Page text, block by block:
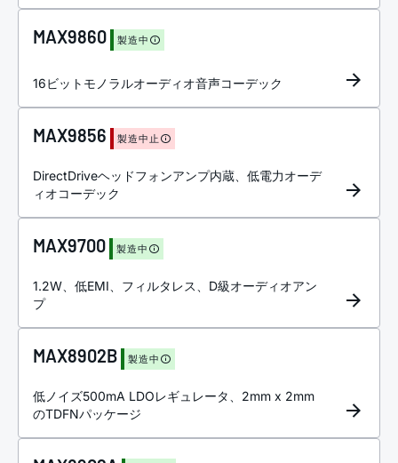
MAX9860 製造中
16ビットモノラルオーディオ音声コーデック
MAX9856 製造中止
DirectDriveヘッドフォンアンプ内蔵、低電力オーデ
ィオコーデック
MAX9700 製造中
1.2W、低EMI、フィルタレス、D級オーディオアン
プ
MAX8902B 製造中
低ノイズ500mA LDOレギュレータ、2mm x 2mm
のTDFNパッケージ